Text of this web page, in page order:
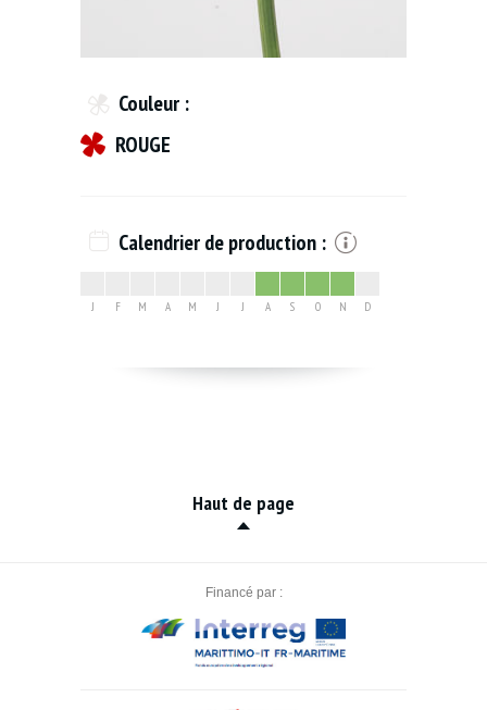
Couleur :
ROUGE
Calendrier de production :
J F M A M J J A S O N D
Haut de page
Financé par :